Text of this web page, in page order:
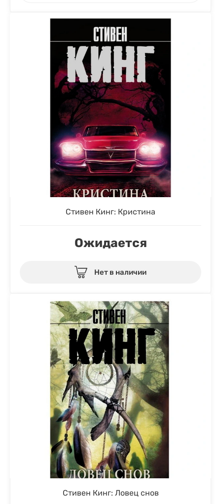
Стивен Кинг: Кристина
Ожидается
Нет в наличии
Стивен Кинг: Ловец снов